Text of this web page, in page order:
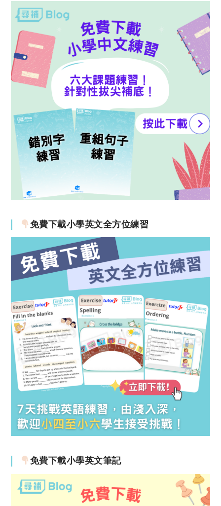
免費下載小學英文全方位練習
免費下載小學英文筆記